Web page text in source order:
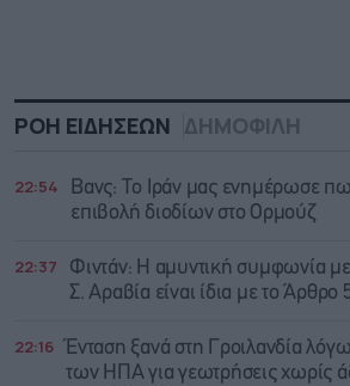
ΡΟΗ ΕΙΔΗΣΕΩΝ ΔΗΜΟΦΙΛΗ
22:54
Βανς: Το Ιράν μας ενημέρωσε
επιβολή διοδίων στο Ορμούζ
22:37
Φιντάν: Η αμυντική συμφωνία με
Σ. Αραβία είναι ίδια με τo
22:16
Ένταση ξανά στη Γροιλανδία
των ΗΠΑ για γεωτρήσεις χωρίς